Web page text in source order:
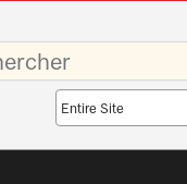
Search
scope